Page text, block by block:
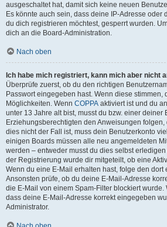
ausgeschaltet hat, damit sich keine neuen
Es könnte auch sein, dass deine IP-Adresse oder
du dich registrieren möchtest, gesperrt wurden.
dich an die Board-Administration.
Nach oben
Ich habe mich registriert, kann mich aber nicht
Überprüfe zuerst, ob du den richtigen
Passwort eingegeben hast. Wenn diese stimmen,
Möglichkeiten. Wenn COPPA aktiviert ist und du
unter 13 Jahre alt bist, musst du bzw. einer deiner
Erziehungsberechtigten den Anweisungen
dies nicht der Fall ist, muss dein Benutzerkonto
einigen Boards müssen alle neu angemeldeten
werden – entweder musst du dies selbst
der Registrierung wurde dir mitgeteilt, ob eine
Wenn du eine E-Mail erhalten hast, folge den dort
Ansonsten prüfe, ob du deine E-Mail-Adresse
die E-Mail von einem Spam-Filter blockiert wurde.
dass deine E-Mail-Adresse korrekt eingegeben
Administrator.